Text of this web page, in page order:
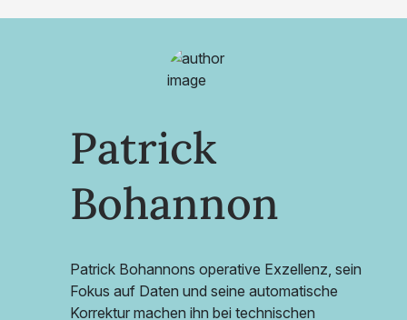
Patrick
Bohannon
Patrick Bohannons operative Exzellenz, sein
Fokus auf Daten und seine automatische
Korrektur machen ihn bei technischen